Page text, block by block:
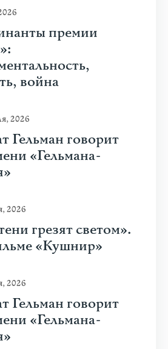
премии
война
2026
Гельман говорит
«Гельмана-
2026
грезят светом».
«Кушнир»
2026
Гельман говорит
«Гельмана-